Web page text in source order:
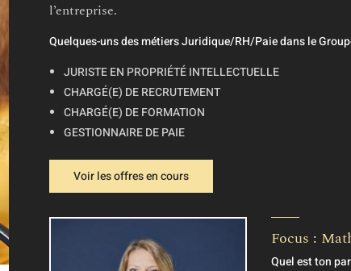
Merchandising
l’entreprise.
Quelques-uns des métiers Juridique/RH/Paie dans le
JURISTE EN PROPRIÉTÉ INTELLECTUELLE
CHARGÉ(E) DE RECRUTEMENT
CHARGÉ(E) DE FORMATION
GESTIONNAIRE DE PAIE
Voir les offres en cours
Focus :
Quel est ton